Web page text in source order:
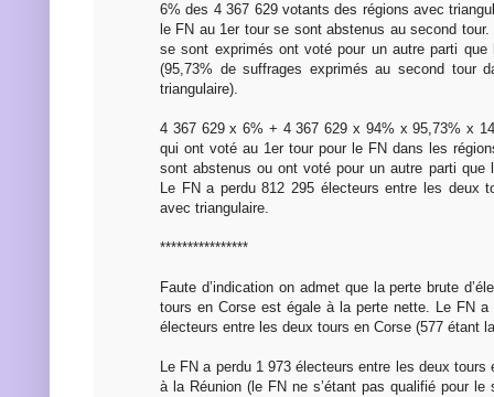
6% des 4 367 629 votants des régions avec
le FN au 1er tour se sont abstenus au second
se sont exprimés ont voté pour un autre parti que
(95,73% de suffrages exprimés au second tour
triangulaire).
4 367 629 x 6% + 4 367 629 x 94% x 95,73% x
qui ont voté au 1er tour pour le FN dans les
sont abstenus ou ont voté pour un autre parti que
Le FN a perdu 812 295 électeurs entre les deux
avec triangulaire.
****************
Faute d’indication on admet que la perte brute
tours en Corse est égale à la perte nette. Le FN a
électeurs entre les deux tours en Corse (577 étant
Le FN a perdu 1 973 électeurs entre les deux tours
à la Réunion (le FN ne s’étant pas qualifié pour le